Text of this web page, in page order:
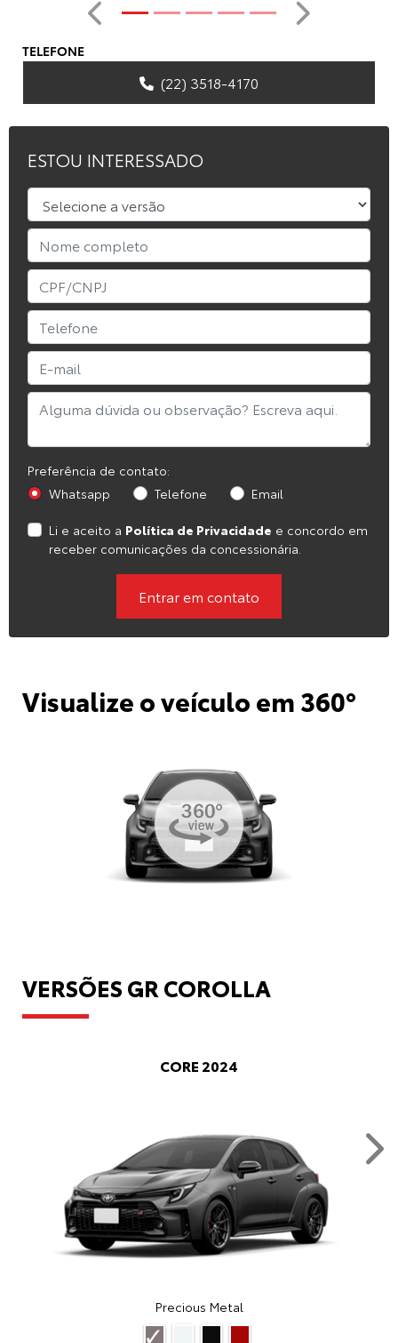
ESTOU INTERESSADO
Preferência de contato:
Whatsapp
Telefone Email
Li e aceito a Política de Privacidade e concordo em
receber comunicações da concessionária.
Entrar em contato
Anterior
Próximo
TELEFONE
(22) 3518-4170
Visualize o veículo em 360°
VERSÕES GR COROLLA
CORE 2024
Precious Metal